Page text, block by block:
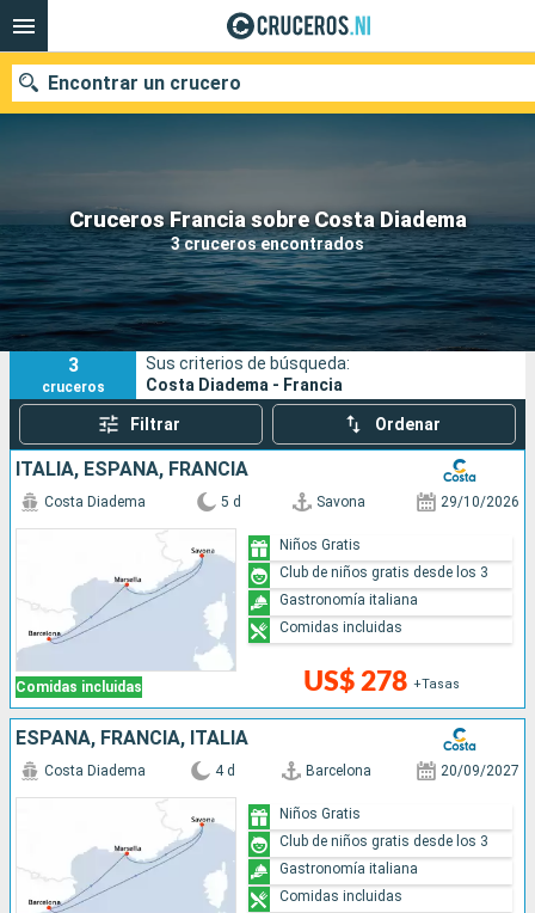
Cruceros Francia sobre Costa Diadema
3 cruceros encontrados
Encontrar un crucero
Nuestros destinos
Fecha de salida
Puertos Compañías
Buscar
3
cruceros
Sus criterios de búsqueda:
Costa Diadema - Francia
Filtrar Ordenar
ITALIA, ESPAÑA, FRANCIA
Comidas incluidas
Costa Diadema 5 d Savona 29/10/2026
US$ 278 +Tasas
Niños Gratis
Club de niños gratis desde los 3
Gastronomía italiana
Comidas incluidas
ESPAÑA, FRANCIA, ITALIA
Costa Diadema 4 d Barcelona 20/09/2027
Niños Gratis
Club de niños gratis desde los 3
Gastronomía italiana
Comidas incluidas